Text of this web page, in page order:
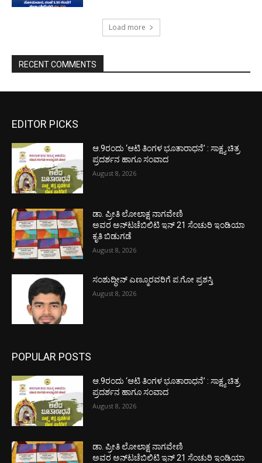
Load more
RECENT COMMENTS
EDITOR PICKS
ಆ.9ರಂದು ‘ಆಟಿ ತಿಂಗಳ ಭೂತಾರಾಧನೆ’ : ಸಾಕ್ಷ್ಯ ಚಿತ್ರ
ಪ್ರದರ್ಶನ ಹಾಗೂ ಸಂವಾದ
August 8, 2026
ಡಾ. ಪ್ರೀತಿ ಲೋಲಾಕ್ಷ ನಾಗವೇಣಿ
ಅವರ ಅನ್‌ಟಚೆಬಿಲಿಟಿ ಇನ್ 21 ಸೆಂಚುರಿ ಇಂಡಿಯಾ
ಕೃತಿ ಬಿಡುಗಡೆ
August 8, 2026
ಸಂಶುದ್ಧೀನ್ ಎಣ್ಮೂರವರಿಗೆ ಪ.ಗೋ ಪ್ರಶಸ್ತಿ
August 8, 2026
POPULAR POSTS
ಆ.9ರಂದು ‘ಆಟಿ ತಿಂಗಳ ಭೂತಾರಾಧನೆ’ : ಸಾಕ್ಷ್ಯ ಚಿತ್ರ
ಪ್ರದರ್ಶನ ಹಾಗೂ ಸಂವಾದ
August 8, 2026
ಡಾ. ಪ್ರೀತಿ ಲೋಲಾಕ್ಷ ನಾಗವೇಣಿ
ಅವರ ಅನ್‌ಟಚೆಬಿಲಿಟಿ ಇನ್ 21 ಸೆಂಚುರಿ ಇಂಡಿಯಾ